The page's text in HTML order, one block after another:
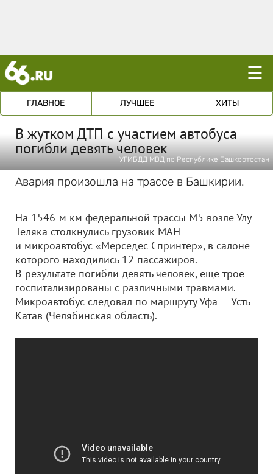
☰
ГЛАВНОЕ ЛУЧШЕЕ ХИТЫ
В жутком ДТП с участием автобуса
погибли девять человек
УГИБДД МВД по Республике Башкортостан
Авария произошла на трассе в Башкирии.
На 1546-м км федеральной трассы М5 возле Улу-
Теляка столкнулись грузовик МАН
и микроавтобус «Мерседес Спринтер», в салоне
которого находились 12 пассажиров.
В результате погибли девять человек, еще трое
госпитализированы с различными травмами.
Микроавтобус следовал по маршруту Уфа — Усть-
Катав (Челябинская область).